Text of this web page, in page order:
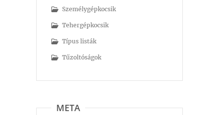
Személygépkocsik
Tehergépkocsik
Típus listák
Tűzoltóságok
META